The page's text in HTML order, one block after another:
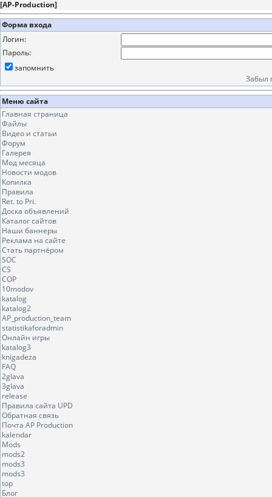
[AP-Production]
Форма входа
Логин:
Пароль:
запомнить
Забыл
Меню сайта
Главная страница
Файлы
Видео и статьи
Форум
Галерея
Мод месяца
Новости модов
Копилка
Правила
Ret. to Pri.
Доска объявлений
Каталог сайтов
Наши баннеры
Реклама на сайте
Стать партнёром
SOC
CS
COP
10modov
katalog
katalog2
AP_production_team
statistikaforadmin
Онлайн игры
katalog3
knigadeza
FAQ
2glava
3glava
release
Правила сайта UPD
Обратная связь
Почта AP Production
kalendar
Mods
mods2
mods3
mods3
top
Блог